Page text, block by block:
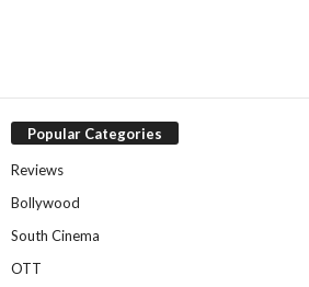
Popular Categories
Reviews
Bollywood
South Cinema
OTT